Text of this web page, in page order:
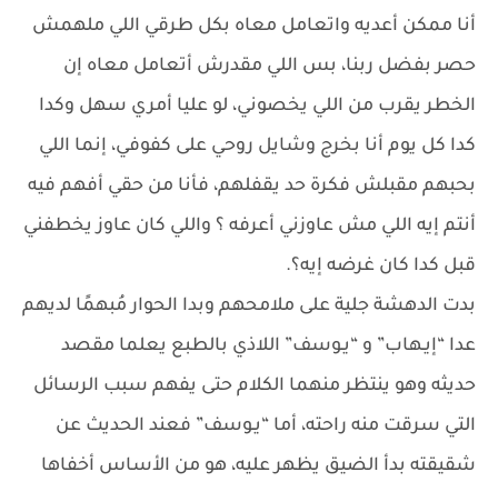
أنا ممكن أعديه واتعامل معاه بكل طرقي اللي ملهمش
حصر بفضل ربنا، بس اللي مقدرش أتعامل معاه إن
الخطر يقرب من اللي يخصوني، لو عليا أمري سهل وكدا
كدا كل يوم أنا بخرج وشايل روحي على كفوفي، إنما اللي
بحبهم مقبلش فكرة حد يقفلهم، فأنا من حقي أفهم فيه
أنتم إيه اللي مش عاوزني أعرفه ؟ واللي كان عاوز يخطفني
قبل كدا كان غرضه إيه؟.
بدت الدهشة جلية على ملامحهم وبدا الحوار مُبهمًا لديهم
عدا “إيـهاب” و “يـوسف” اللاذي بالطبع يعلما مقصد
حديثه وهو ينتظر منهما الكلام حتى يفهم سبب الرسائل
التي سرقت منه راحته، أما “يـوسف” فعند الحديث عن
شقيقته بدأ الضيق يظهر عليه، هو من الأساس أخفاها